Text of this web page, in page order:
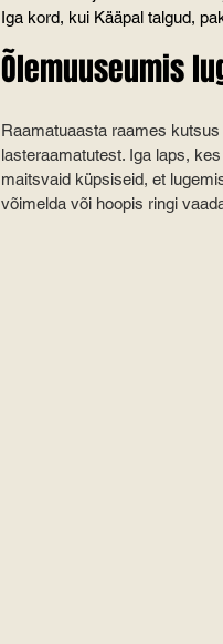
Iga kord, kui Kääpal talgud,
Õlemuuseumis
Raamatuaasta raames
lasteraamatutest. Iga laps,
maitsvaid küpsiseid, et
võimelda või hoopis ringi